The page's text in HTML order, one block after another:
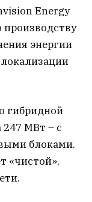
Energy
производству
энергии
гибридной
247 МВт – с
блоками.
«чистой»,